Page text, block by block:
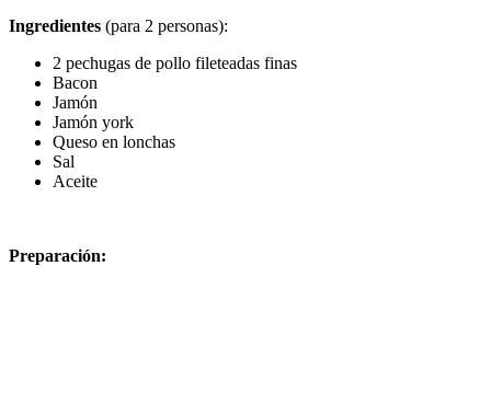
Ingredientes (para 2 personas):
2 pechugas de pollo fileteadas finas
Bacon
Jamón
Jamón york
Queso en lonchas
Sal
Aceite
Preparación: